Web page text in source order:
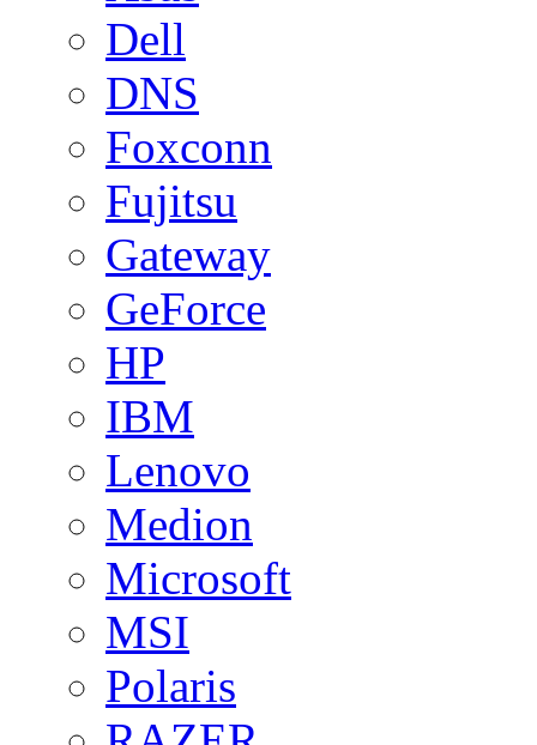
Dell
DNS
Foxconn
Fujitsu
Gateway
GeForce
HP
IBM
Lenovo
Medion
Microsoft
MSI
Polaris